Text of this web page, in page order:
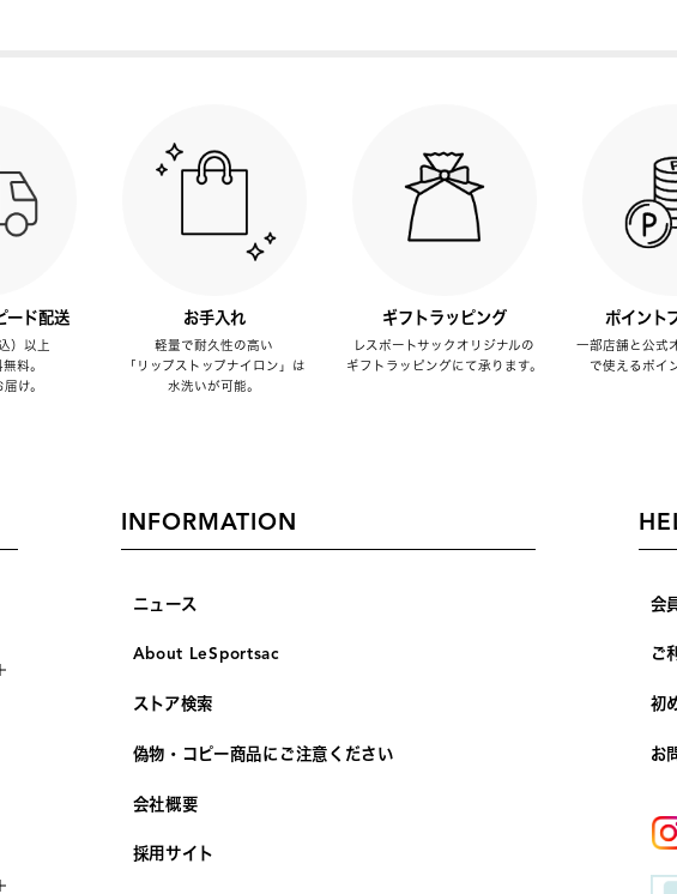
ード配送
）以上
料。
け。
お手入れ
軽量で耐久性の高い
「リップストップナイロン」は
水洗いが可能。
ギフトラッピング
レスポートサックオリジナルの
ギフトラッピングにて承ります。
ポイント
一部店舗と公式
で使えるポイ
INFORMATION
ニュース
About LeSportsac
ストア検索
偽物・コピー商品にご注意ください
会社概要
採用サイト
会
ご
初
お